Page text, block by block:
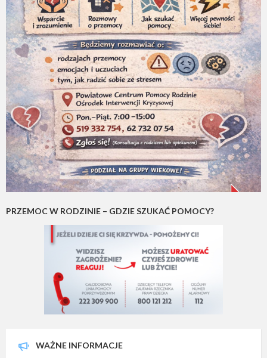
PRZEMOC W RODZINIE – GDZIE SZUKAĆ POMOCY?
WAŻNE INFORMACJE